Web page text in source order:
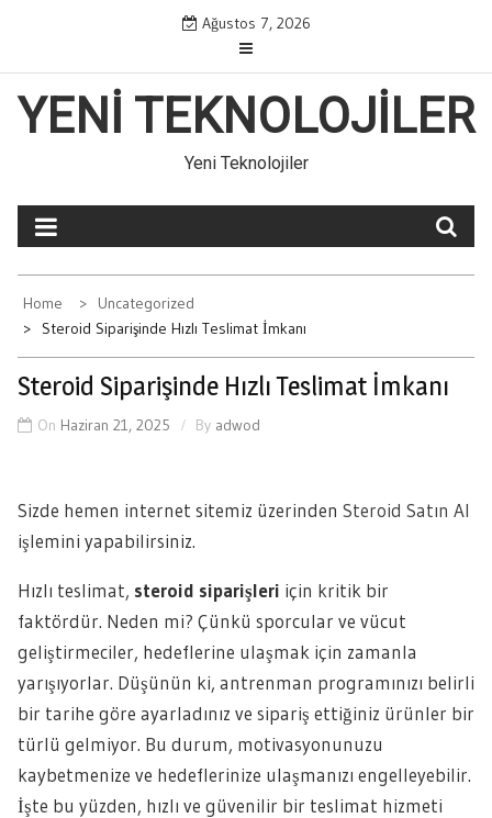
content
Ağustos 7, 2026
YENI TEKNOLOJILER
Yeni Teknolojiler
Home
Uncategorized
Steroid Siparişinde Hızlı Teslimat İmkanı
Steroid Siparişinde Hızlı Teslimat İmkanı
On Haziran 21, 2025 By adwod
Sizde hemen internet sitemiz üzerinden Steroid Satın Al
işlemini yapabilirsiniz.
Hızlı teslimat, steroid siparişleri için kritik bir
faktördür. Neden mi? Çünkü sporcular ve vücut
geliştirmeciler, hedeflerine ulaşmak için zamanla
yarışıyorlar. Düşünün ki, antrenman programınızı belirli
bir tarihe göre ayarladınız ve sipariş ettiğiniz ürünler bir
türlü gelmiyor. Bu durum, motivasyonunuzu
kaybetmenize ve hedeflerinize ulaşmanızı engelleyebilir.
İşte bu yüzden, hızlı ve güvenilir bir teslimat hizmeti